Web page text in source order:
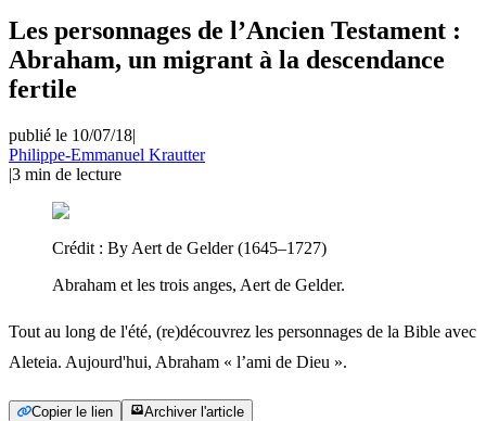
Les personnages de l’Ancien Testament :
Abraham, un migrant à la descendance
fertile
publié le 10/07/18|
Philippe-Emmanuel Krautter
|3 min de lecture
Crédit : By Aert de Gelder (1645–1727)
Abraham et les trois anges, Aert de Gelder.
Tout au long de l'été, (re)découvrez les personnages de la Bible avec
Aleteia. Aujourd'hui, Abraham « l’ami de Dieu ».
Copier le lien Archiver l'article